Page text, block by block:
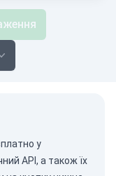
у
API , а також їх